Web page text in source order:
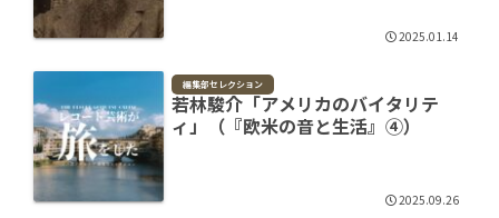
2025.01.14
編集部セレクション
若林駿介「アメリカのバイタリテ
ィ」（『欧米の音と生活』④）
2025.09.26